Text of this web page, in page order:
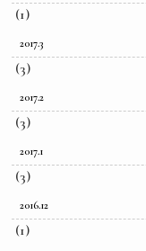
(1)
2017.3
(3)
2017.2
(3)
2017.1
(3)
2016.12
(1)